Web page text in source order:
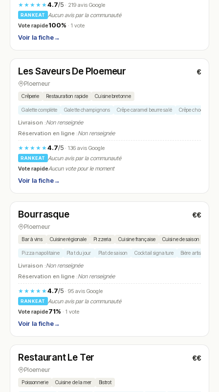
★★★★★4.7/5· 219 avis Google
RANKEAT
Aucun avis par la communauté
Vote rapide100% · 1 vote
Voir la fiche→
N° 16
Les Saveurs De Ploemeur €
Ploemeur
Crêperie Restauration rapide Cuisine bretonne
Galette complète Galette champignons Crêpe caramel beurre salé Crêpe chocolat
Livraison :Non renseignée
Réservation en ligne :Non renseignée
★★★★★4.7/5· 136 avis Google
RANKEAT
Aucun avis par la communauté
Vote rapideAucun vote pour le moment
Voir la fiche→
N° 17
Bourrasque €€
Ploemeur
Bar à vins Cuisine régionale Pizzeria Cuisine française Cuisine de saison
Pizza napolitaine Plat du jour Plat de saison Cocktail signature Bière artisanale
Livraison :Non renseignée
Réservation en ligne :Non renseignée
★★★★★4.7/5· 95 avis Google
RANKEAT
Aucun avis par la communauté
Vote rapide71% · 1 vote
Voir la fiche→
N° 18
Restaurant Le Ter €€
Ploemeur
Poissonnerie Cuisine de la mer Bistrot